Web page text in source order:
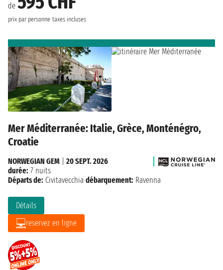
de
prix par personne taxes incluses
Mer Méditerranée: Italie, Grèce, Monténégro,
Croatie
Détails
reservez en ligne
NORWEGIAN GEM
20 SEPT. 2026
durée: 7 nuits
Départs de: Civitavecchia débarquement: Ravenna